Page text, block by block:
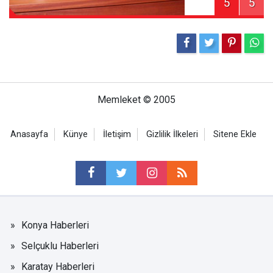
Memleket © 2005
Anasayfa Künye İletişim Gizlilik İlkeleri Sitene Ekle
Konya Haberleri
Selçuklu Haberleri
Karatay Haberleri